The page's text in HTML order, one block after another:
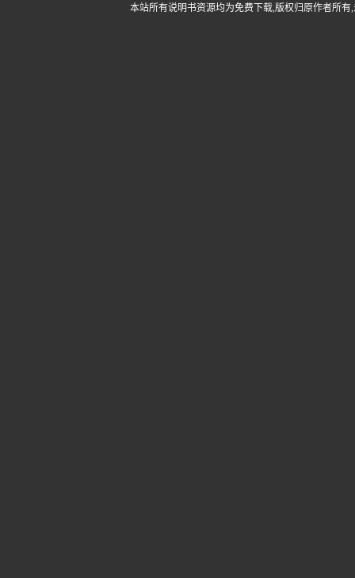
本站所有说明书资源均为免费下载,版权归原作者所